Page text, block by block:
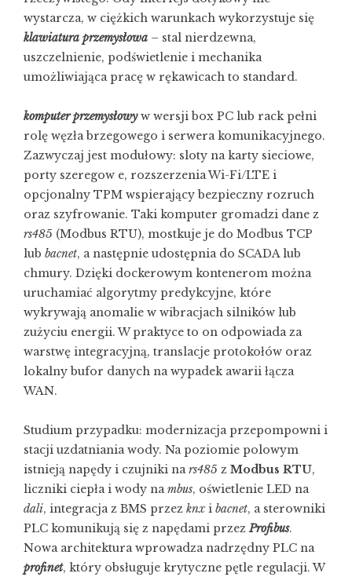
wystarcza, w ciężkich warunkach wykorzystuje się
klawiatura przemysłowa – stal nierdzewna,
uszczelnienie, podświetlenie i mechanika
umożliwiająca pracę w rękawicach to standard.
komputer przemysłowyw wersji box PC lub rack pełni
rolę węzła brzegowego i serwera komunikacyjnego.
Zazwyczaj jest modułowy: sloty na karty sieciowe,
porty szeregow e, rozszerzenia Wi-Fi/LTE i
opcjonalny TPM wspierający bezpieczny rozruch
oraz szyfrowanie. Taki komputer gromadzi dane z
rs485 (Modbus RTU), mostkuje je do Modbus TCP
lub bacnet, a następnie udostępnia do SCADA lub
chmury. Dzięki dockerowym kontenerom można
uruchamiać algorytmy predykcyjne, które
wykrywają anomalie w wibracjach silników lub
zużyciu energii. W praktyce to on odpowiada za
warstwę integracyjną, translacje protokołów oraz
lokalny bufor danych na wypadek awarii łącza
WAN.
Studium przypadku: modernizacja przepompowni i
stacji uzdatniania wody. Na poziomie polowym
istnieją napędy i czujniki nars485 z Modbus RTU,
liczniki ciepła i wody nambus, oświetlenie LED na
dali, integracja z BMS przez knx i bacnet, a sterowniki
PLC komunikują się z napędami przezProfibus.
Nowa architektura wprowadza nadrzędny PLC na
profinet, który obsługuje krytyczne pętle regulacji. W